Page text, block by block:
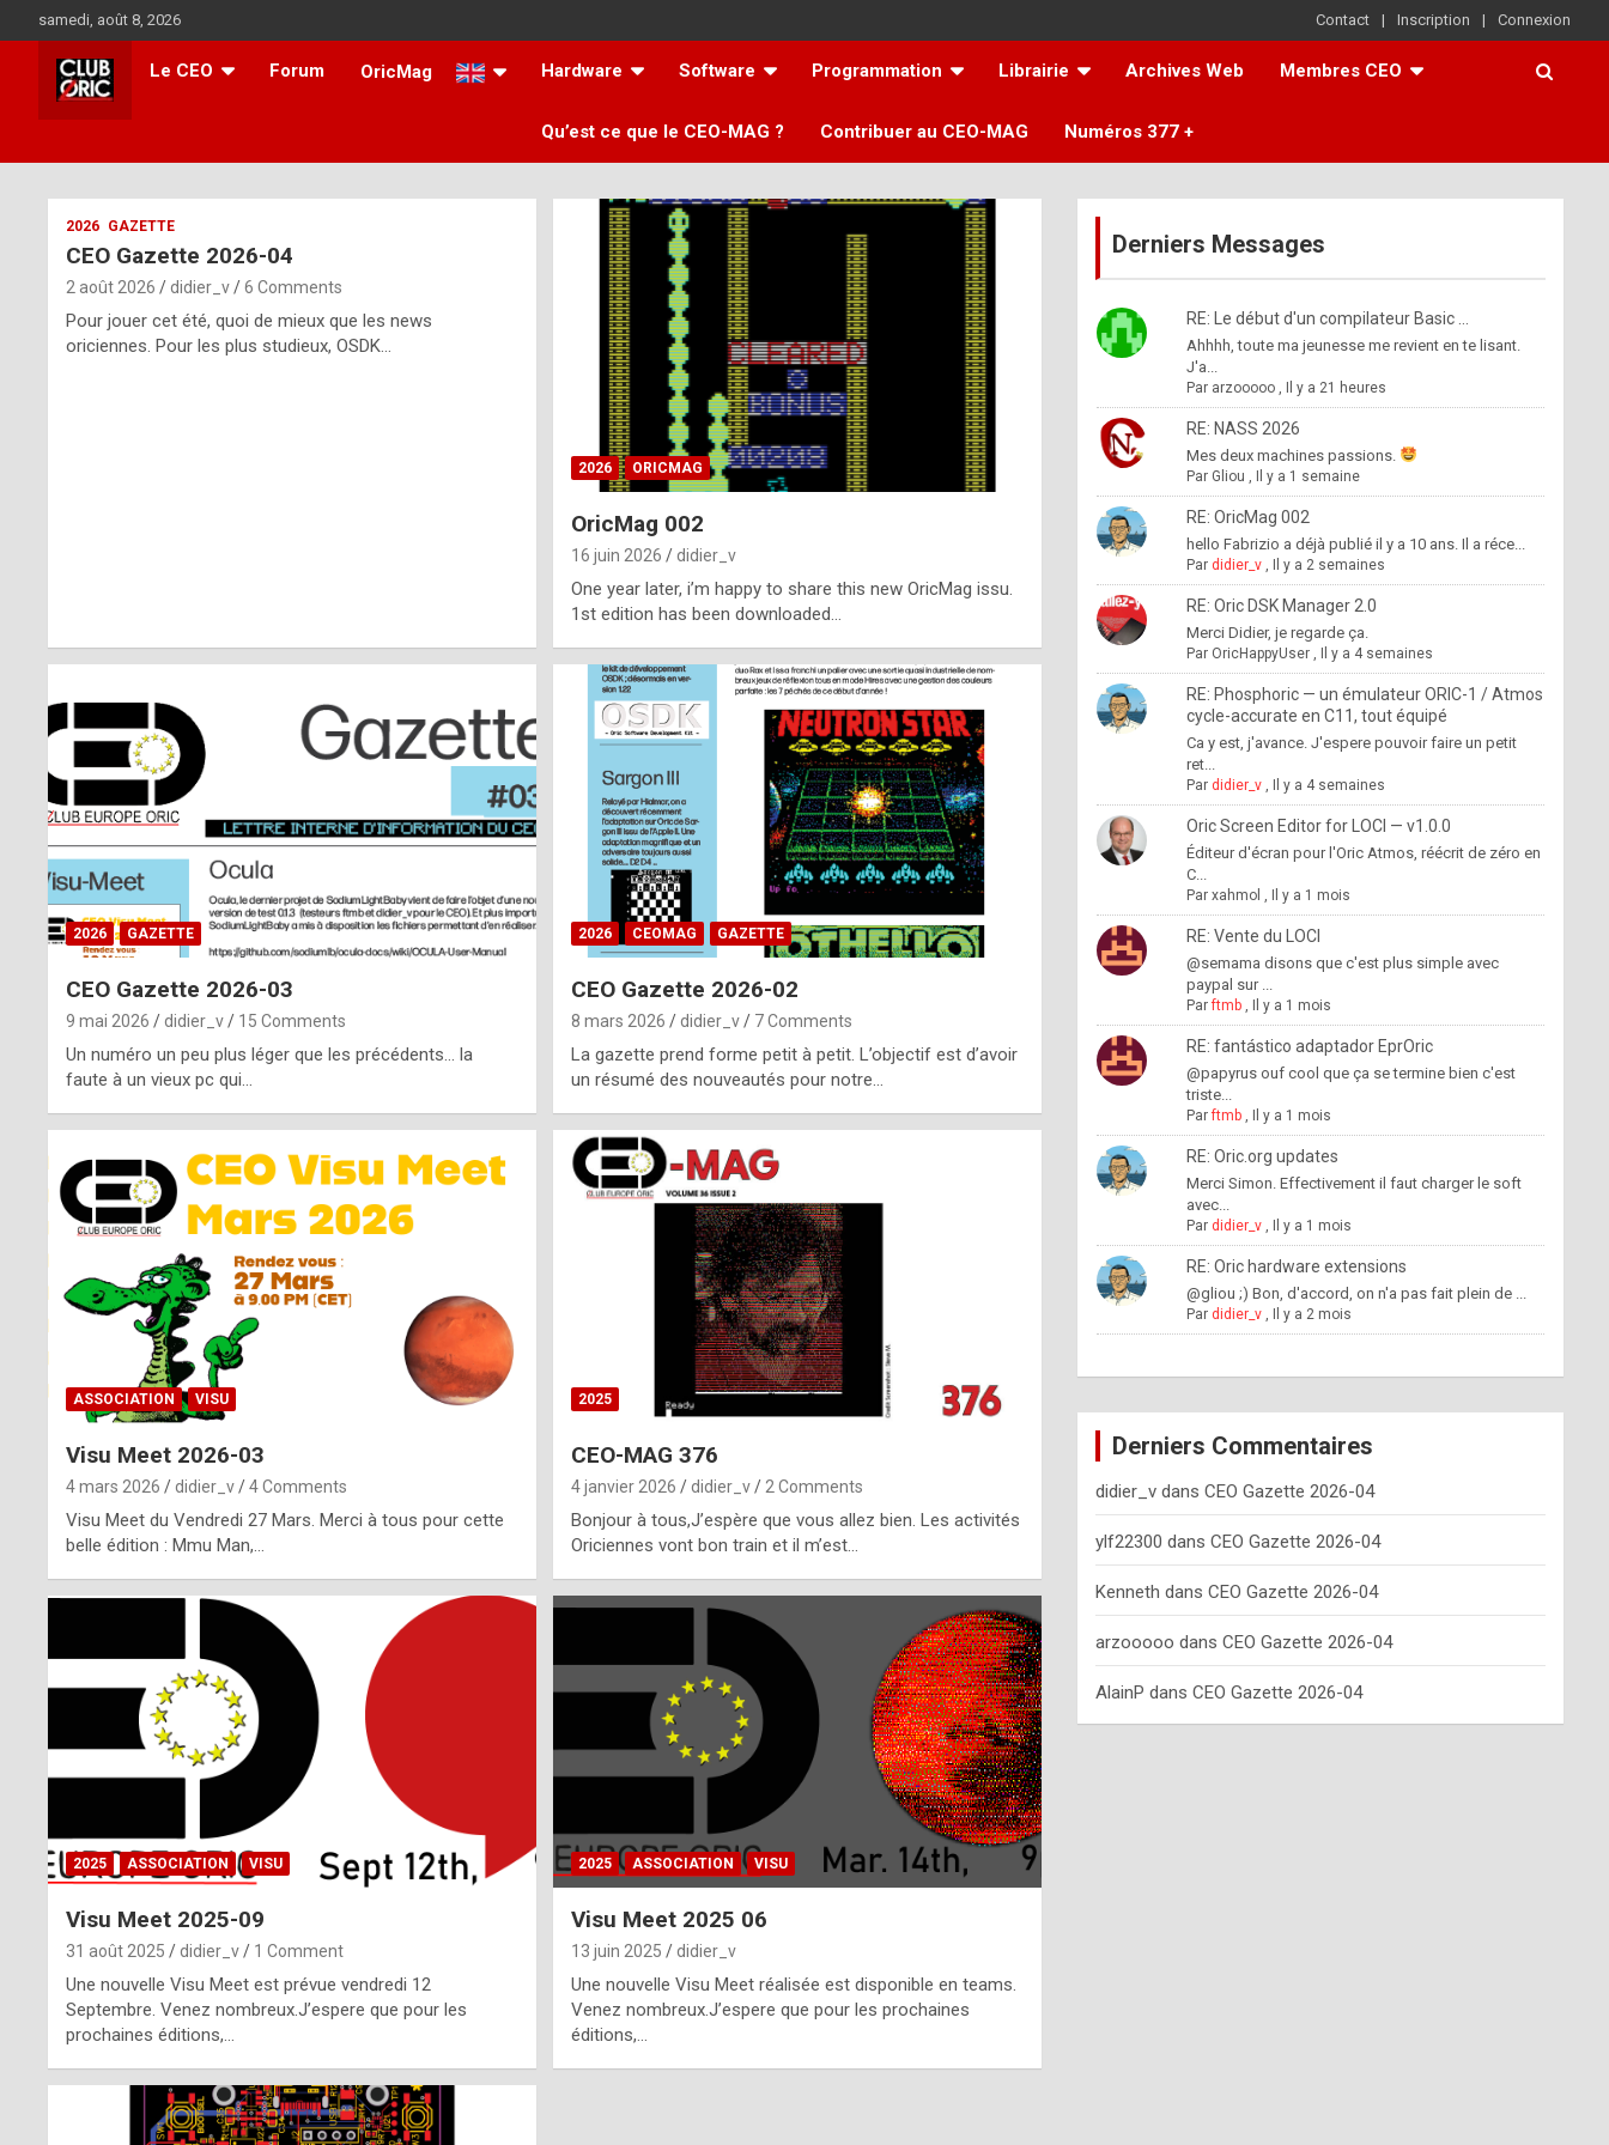
to
content
samedi, août 8, 2026 Contact Inscription Connexion
Le CEO Forum OricMag Hardware Software Programmation Librairie Archives Web Membres CEO
Qu’est ce que le CEO-MAG ? Contribuer au CEO-MAG Numéros 377 +
ff
m
2026 GAZETTE
CEO Gazette 2026-04
2 août 2026 didier_v 6 Comments
Pour jouer cet été, quoi de mieux que les news
oriciennes. Pour les plus studieux, OSDK…
2026 ORICMAG
OricMag 002
16 juin 2026 didier_v
One year later, i’m happy to share this new OricMag issu.
1st edition has been downloaded…
2026 GAZETTE
CEO Gazette 2026-03
9 mai 2026 didier_v 15 Comments
Un numéro un peu plus léger que les précédents… la
faute à un vieux pc qui…
2026 CEOMAG GAZETTE
CEO Gazette 2026-02
8 mars 2026 didier_v 7 Comments
La gazette prend forme petit à petit. L’objectif est d’avoir
un résumé des nouveautés pour notre…
ASSOCIATION VISU
Visu Meet 2026-03
4 mars 2026 didier_v 4 Comments
Visu Meet du Vendredi 27 Mars. Merci à tous pour cette
belle édition : Mmu Man,…
2025
CEO-MAG 376
4 janvier 2026 didier_v 2 Comments
Bonjour à tous,J’espère que vous allez bien. Les activités
Oriciennes vont bon train et il m’est…
2025 ASSOCIATION VISU
Visu Meet 2025-09
31 août 2025 didier_v 1 Comment
Une nouvelle Visu Meet est prévue vendredi 12
Septembre. Venez nombreux.J’espere que pour les
prochaines éditions,…
2025 ASSOCIATION VISU
Visu Meet 2025 06
13 juin 2025 didier_v
Une nouvelle Visu Meet réalisée est disponible en teams.
Venez nombreux.J’espere que pour les prochaines
éditions,…
Derniers Messages
RE: Le début d'un compilateur Basic ...
Ahhhh, toute ma jeunesse me revient en te lisant.
J'a...
Par arzooooo, Il y a 21 heures
RE: NASS 2026
Mes deux machines passions.
Par Gliou , Il y a 1 semaine
RE: OricMag 002
hello Fabrizio a déjà publié il y a 10 ans. Il a réce...
Par didier_v, Il y a 2 semaines
RE: Oric DSK Manager 2.0
Merci Didier, je regarde ça.
Par OricHappyUser, Il y a 4 semaines
RE: Phosphoric — un émulateur ORIC-1 / Atmos
cycle-accurate en C11, tout équipé
Ca y est, j'avance. J'espere pouvoir faire un petit
ret...
Par didier_v, Il y a 4 semaines
Oric Screen Editor for LOCI — v1.0.0
Éditeur d'écran pour l'Oric Atmos, réécrit de zéro en
C...
Par xahmol , Il y a 1 mois
RE: Vente du LOCI
@semama disons que c'est plus simple avec
paypal sur ...
Parftmb, Il y a 1 mois
RE: fantástico adaptador EprOric
@papyrus ouf cool que ça se termine bien c'est
triste...
Parftmb, Il y a 1 mois
RE: Oric.org updates
Merci Simon. Effectivement il faut charger le soft
avec...
Par didier_v, Il y a 1 mois
RE: Oric hardware extensions
@gliou ;) Bon, d'accord, on n'a pas fait plein de ...
Par didier_v, Il y a 2 mois
Derniers Commentaires
didier_vdans CEO Gazette 2026-04
ylf22300 dans CEO Gazette 2026-04
Kenneth dans CEO Gazette 2026-04
arzooooo dans CEO Gazette 2026-04
AlainP dans CEO Gazette 2026-04